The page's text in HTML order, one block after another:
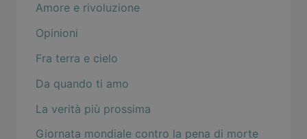
Amore e rivoluzione
Opinioni
Fra terra e cielo
Da quando ti amo
La verità più prossima
Giornata mondiale contro la pena di morte